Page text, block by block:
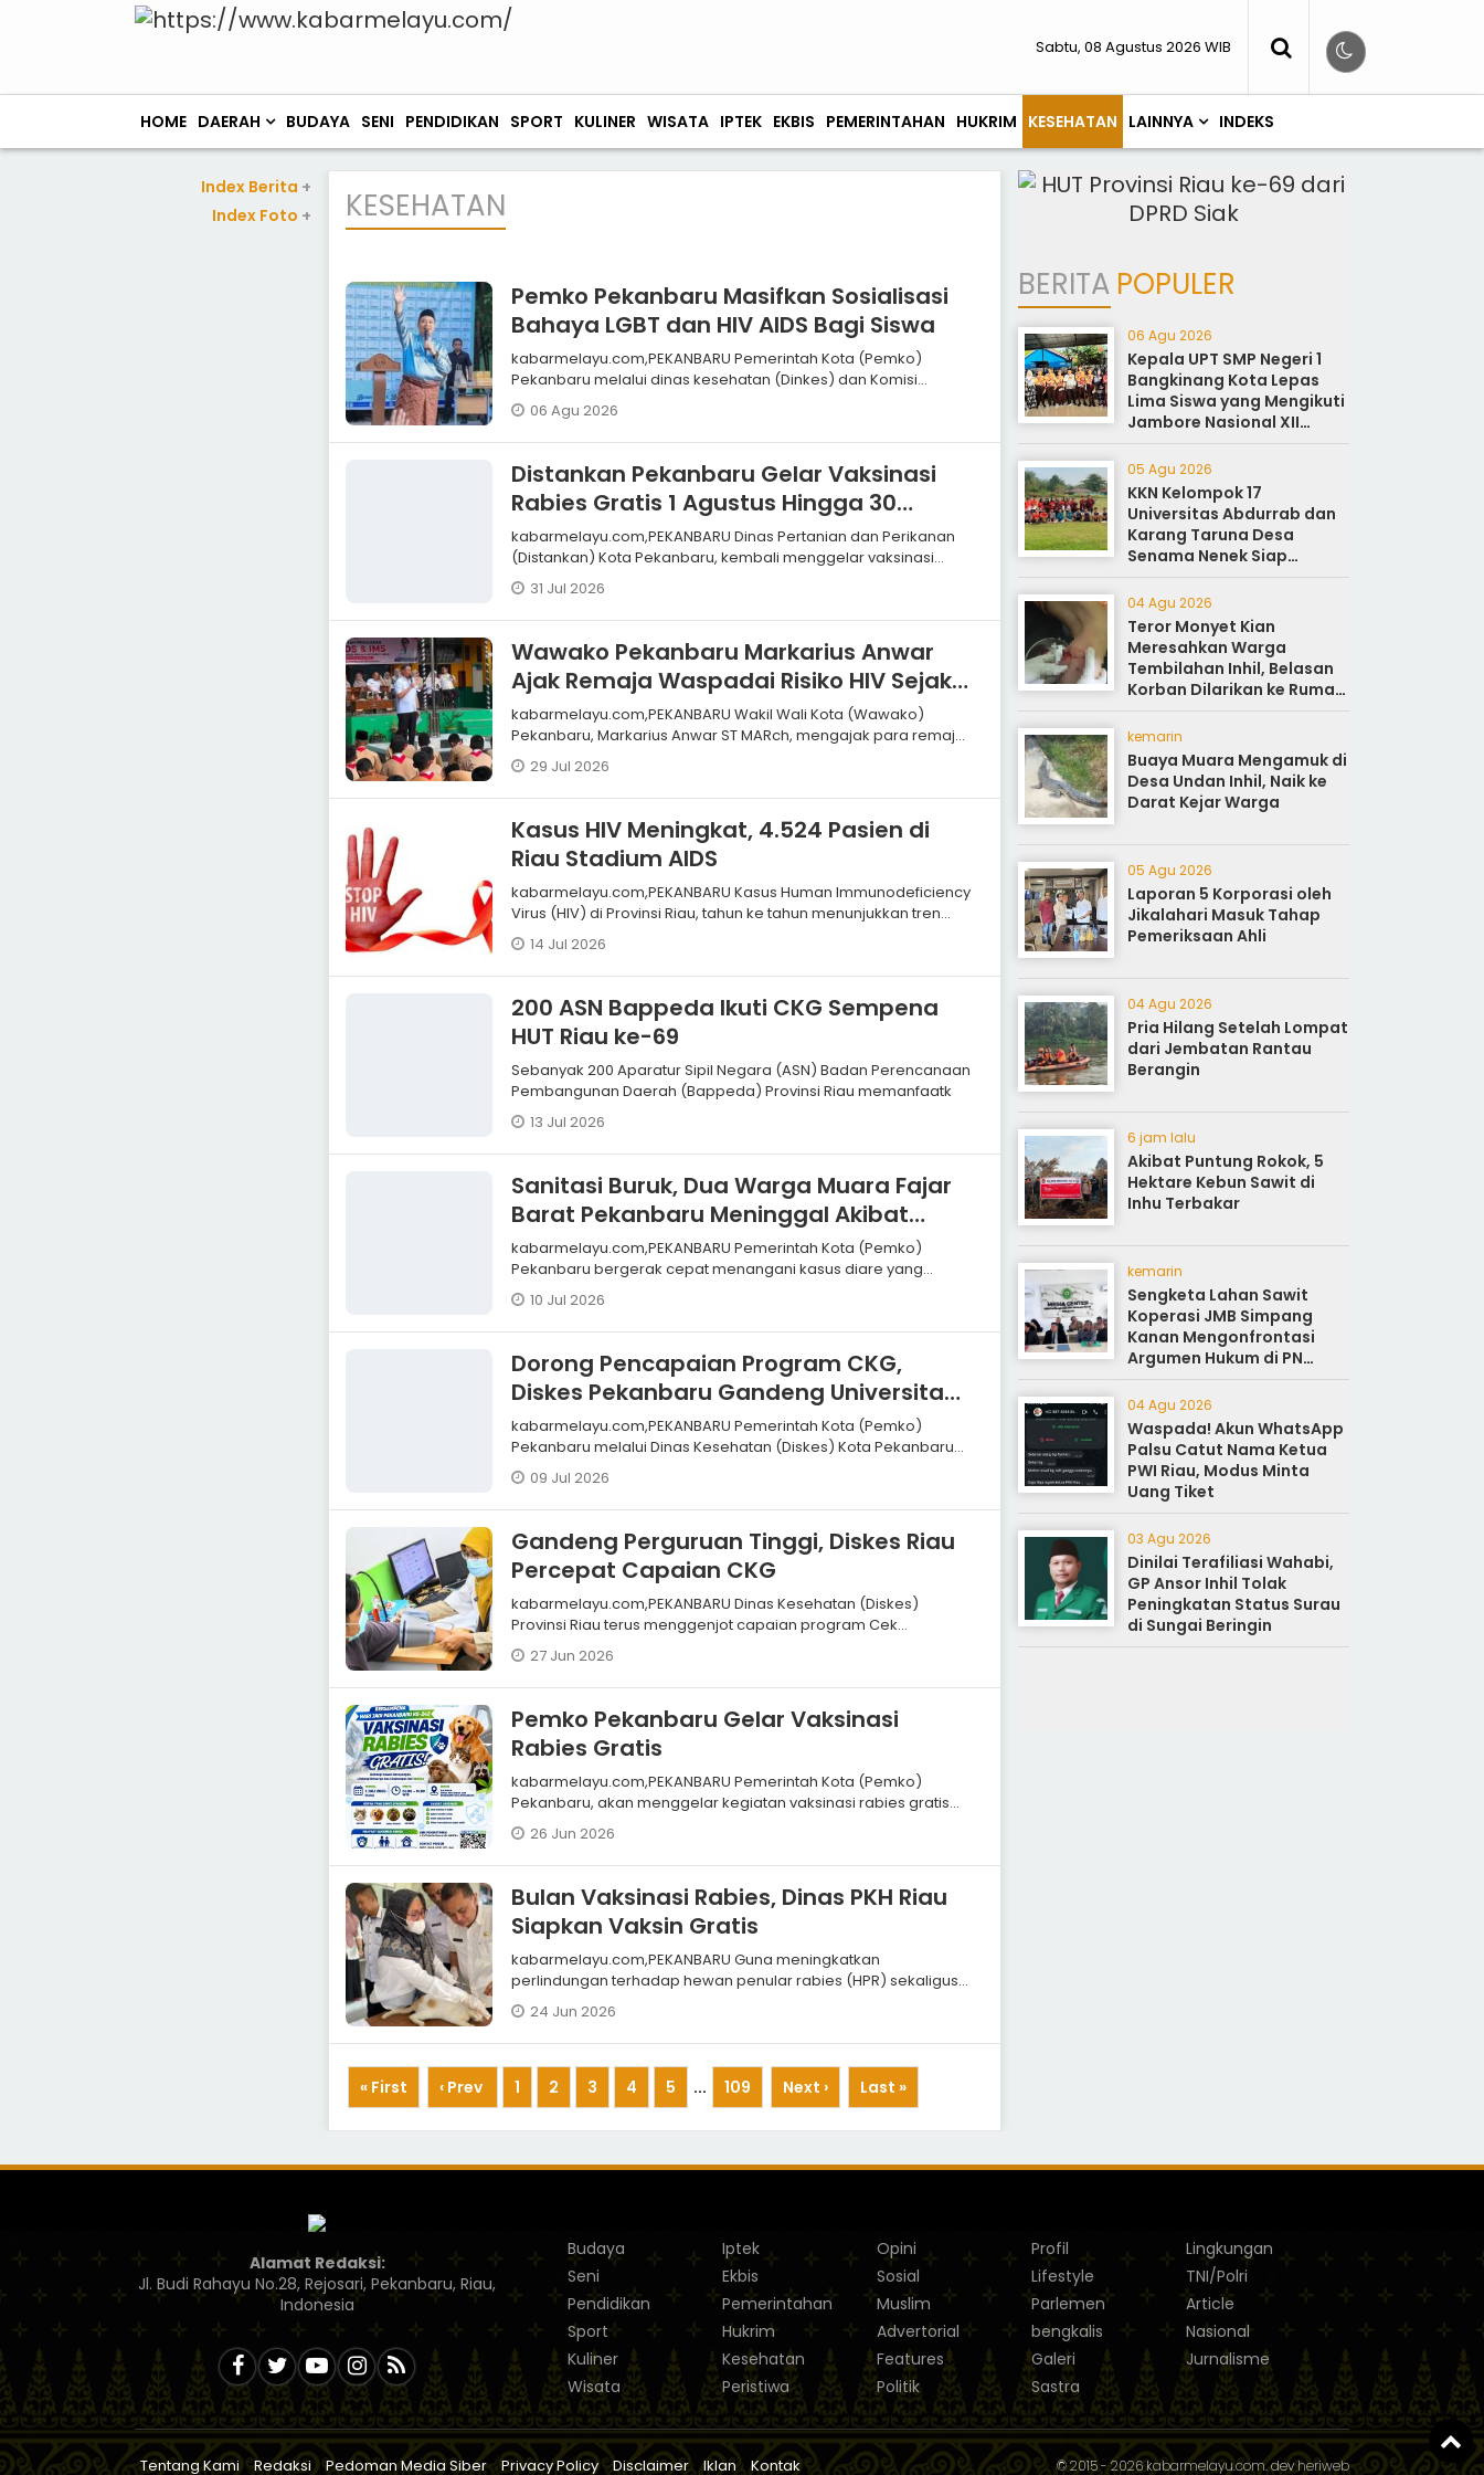
Sabtu, 08 Agustus 2026 WIB
HOME DAERAH BUDAYA SENI PENDIDIKAN SPORT KULINER WISATA IPTEK EKBIS PEMERINTAHAN HUKRIM KESEHATAN LAINNYA INDEKS
KESEHATAN
Pemko Pekanbaru Masifkan Sosialisasi
Bahaya LGBT dan HIV AIDS Bagi Siswa
kabarmelayu.com,PEKANBARU Pemerintah Kota (Pemko)
Pekanbaru melalui dinas kesehatan (Dinkes) dan Komisi
Penanggulangan Aids (KPA) terus
06 Agu 2026
Distankan Pekanbaru Gelar Vaksinasi
Rabies Gratis 1 Agustus Hingga 30
September 2026
kabarmelayu.com,PEKANBARU Dinas Pertanian dan Perikanan
(Distankan) Kota Pekanbaru, kembali menggelar vaksinasi
rabies gratis mulai awal A
31 Jul 2026
Wawako Pekanbaru Markarius Anwar
Ajak Remaja Waspadai Risiko HIV Sejak
Dini
kabarmelayu.com,PEKANBARU Wakil Wali Kota (Wawako)
Pekanbaru, Markarius Anwar ST MARch, mengajak para remaja
untuk meningkatkan kewaspadaa
29 Jul 2026
Kasus HIV Meningkat, 4.524 Pasien di
Riau Stadium AIDS
kabarmelayu.com,PEKANBARU Kasus Human Immunodeficiency
Virus (HIV) di Provinsi Riau, tahun ke tahun menunjukkan tren
peningkatan. Berdas
14 Jul 2026
200 ASN Bappeda Ikuti CKG Sempena
HUT Riau ke-69
Sebanyak 200 Aparatur Sipil Negara (ASN) Badan Perencanaan
Pembangunan Daerah (Bappeda) Provinsi Riau memanfaatk
13 Jul 2026
Sanitasi Buruk, Dua Warga Muara Fajar
Barat Pekanbaru Meninggal Akibat
Diare, Wawako Turun Langsung
kabarmelayu.com,PEKANBARU Pemerintah Kota (Pemko)
Pekanbaru bergerak cepat menangani kasus diare yang
menimpa warga di Jalan Pantau RT 0
10 Jul 2026
Dorong Pencapaian Program CKG,
Diskes Pekanbaru Gandeng Universitas
Hang Tuah ‎
kabarmelayu.com,PEKANBARU Pemerintah Kota (Pemko)
Pekanbaru melalui Dinas Kesehatan (Diskes) Kota Pekanbaru
terus mendorong capaian progra
09 Jul 2026
Gandeng Perguruan Tinggi, Diskes Riau
Percepat Capaian CKG
kabarmelayu.com,PEKANBARU Dinas Kesehatan (Diskes)
Provinsi Riau terus menggenjot capaian program Cek
Kesehatan Gratis (CKG) di Provinsi R
27 Jun 2026
Pemko Pekanbaru Gelar Vaksinasi
Rabies Gratis
kabarmelayu.com,PEKANBARU Pemerintah Kota (Pemko)
Pekanbaru, akan menggelar kegiatan vaksinasi rabies gratis
bagi hewan peliharaan. Vaksin
26 Jun 2026
Bulan Vaksinasi Rabies, Dinas PKH Riau
Siapkan Vaksin Gratis
kabarmelayu.com,PEKANBARU Guna meningkatkan
perlindungan terhadap hewan penular rabies (HPR) sekaligus
mencegah penyebaran penyakit rabies
24 Jun 2026
« First ‹ Prev 1 2 3 4 5 ... 109 Next › Last »
Index Berita +
Index Foto +
BERITA POPULER
06 Agu 2026
Kepala UPT SMP Negeri 1
Bangkinang Kota Lepas
Lima Siswa yang Mengikuti
Jambore Nasional XII
Cibubur Jakarta
05 Agu 2026
KKN Kelompok 17
Universitas Abdurrab dan
Karang Taruna Desa
Senama Nenek Siap
Sukseskan Perayaan HUT
ke-81
04 Agu 2026
Teror Monyet Kian
Meresahkan Warga
Tembilahan Inhil, Belasan
Korban Dilarikan ke Rumah
Sakit
kemarin
Buaya Muara Mengamuk di
Desa Undan Inhil, Naik ke
Darat Kejar Warga
05 Agu 2026
Laporan 5 Korporasi oleh
Jikalahari Masuk Tahap
Pemeriksaan Ahli
04 Agu 2026
Pria Hilang Setelah Lompat
dari Jembatan Rantau
Berangin
6 jam lalu
Akibat Puntung Rokok, 5
Hektare Kebun Sawit di
Inhu Terbakar
kemarin
Sengketa Lahan Sawit
Koperasi JMB Simpang
Kanan Mengonfrontasi
Argumen Hukum di PN
Rokan Hilir
04 Agu 2026
Waspada! Akun WhatsApp
Palsu Catut Nama Ketua
PWI Riau, Modus Minta
Uang Tiket
03 Agu 2026
Dinilai Terafiliasi Wahabi,
GP Ansor Inhil Tolak
Peningkatan Status Surau
di Sungai Beringin
Alamat Redaksi:
Jl. Budi Rahayu No.28, Rejosari, Pekanbaru, Riau,
Indonesia
Budaya
Seni
Pendidikan
Sport
Kuliner
Wisata
Iptek
Ekbis
Pemerintahan
Hukrim
Kesehatan
Peristiwa
Opini
Sosial
Muslim
Advertorial
Features
Politik
Profil
Lifestyle
Parlemen
bengkalis
Galeri
Sastra
Lingkungan
TNI/Polri
Article
Nasional
Jurnalisme
Tentang Kami Redaksi Pedoman Media Siber Privacy Policy Disclaimer Iklan Kontak © 2015 - 2026kabarmelayu.com. devheriweb